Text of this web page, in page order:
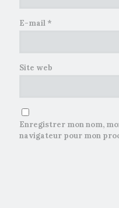
E-mail *
Site web
Enregistrer mon nom,
navigateur pour mon